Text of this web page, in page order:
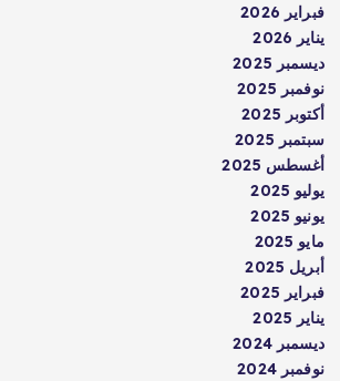
فبراير 2026
يناير 2026
ديسمبر 2025
نوفمبر 2025
أكتوبر 2025
سبتمبر 2025
أغسطس 2025
يوليو 2025
يونيو 2025
مايو 2025
أبريل 2025
فبراير 2025
يناير 2025
ديسمبر 2024
نوفمبر 2024